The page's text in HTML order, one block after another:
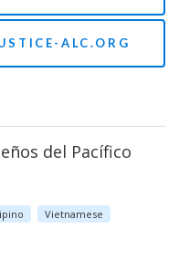
ALC.ORG
del Pacífico
Vietnamese